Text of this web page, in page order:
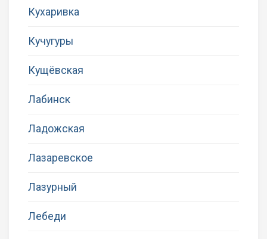
Кухаривка
Кучугуры
Кущёвская
Лабинск
Ладожская
Лазаревское
Лазурный
Лебеди